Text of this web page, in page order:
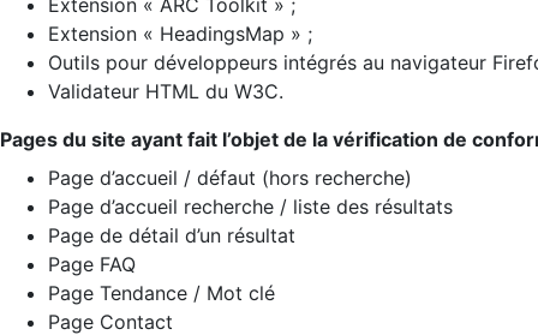
Extension « ARC Toolkit » ;
Extension « HeadingsMap » ;
Outils pour développeurs intégrés au navigateur
Validateur HTML du W3C.
Pages du site ayant fait l’objet de la vérification de
Page d’accueil / défaut (hors recherche)
Page d’accueil recherche / liste des résultats
Page de détail d’un résultat
Page FAQ
Page Tendance / Mot clé
Page Contact